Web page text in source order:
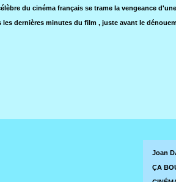
du cinéma français se trame la vengeance
dernières minutes du film , juste avant le
Joan
ÇA